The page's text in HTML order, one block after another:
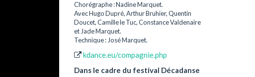
Chorégraphe : Nadine Marquet.
Avec Hugo Dupré, Arthur Bruhier, Quentin
Doucet, Camille le Tuc, Constance Valdenaire
et Jade Marquet.
Technique : José Marquet.
kdance.eu/compagnie.php
Dans le cadre du festival Décadanse